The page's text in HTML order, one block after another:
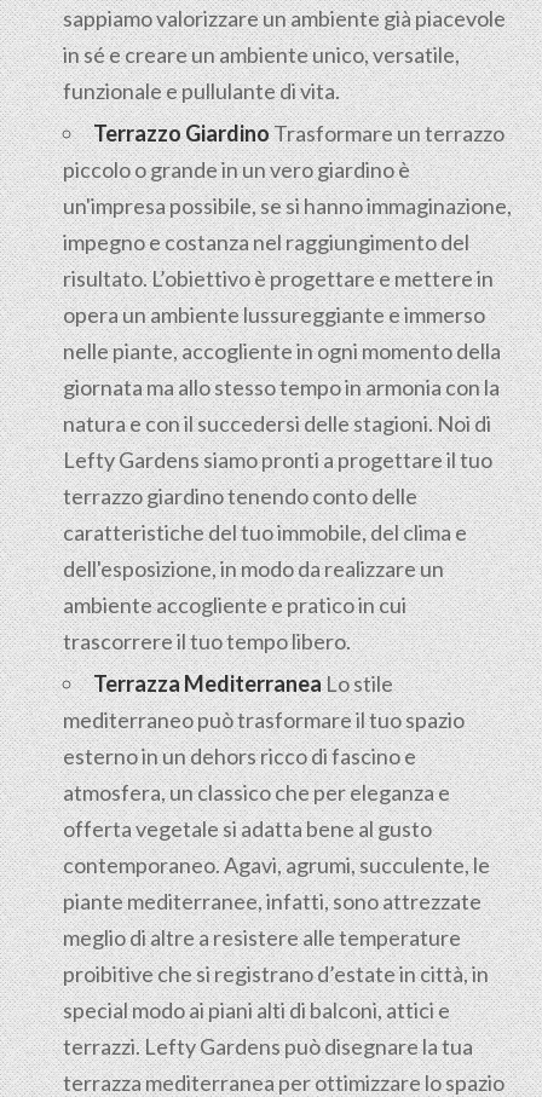
sappiamo valorizzare un ambiente già piacevole
in sé e creare un ambiente unico, versatile,
funzionale e pullulante di vita.
Terrazzo GiardinoTrasformare un terrazzo
piccolo o grande in un vero giardino è
un'impresa possibile, se si hanno immaginazione,
impegno e costanza nel raggiungimento del
risultato. L’obiettivo è progettare e mettere in
opera un ambiente lussureggiante e immerso
nelle piante, accogliente in ogni momento della
giornata ma allo stesso tempo in armonia con la
natura e con il succedersi delle stagioni. Noi di
Lefty Gardens siamo pronti a progettare il tuo
terrazzo giardino tenendo conto delle
caratteristiche del tuo immobile, del clima e
dell'esposizione, in modo da realizzare un
ambiente accogliente e pratico in cui
trascorrere il tuo tempo libero.
Terrazza MediterraneaLo stile
mediterraneo può trasformare il tuo spazio
esterno in un dehors ricco di fascino e
atmosfera, un classico che per eleganza e
offerta vegetale si adatta bene al gusto
contemporaneo. Agavi, agrumi, succulente, le
piante mediterranee, infatti, sono attrezzate
meglio di altre a resistere alle temperature
proibitive che si registrano d’estate in città, in
special modo ai piani alti di balconi, attici e
terrazzi. Lefty Gardens può disegnare la tua
terrazza mediterranea per ottimizzare lo spazio